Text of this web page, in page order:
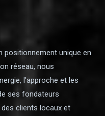
positionnement unique en
réseau, nous
l'approche et les
ses fondateurs
clients locaux et